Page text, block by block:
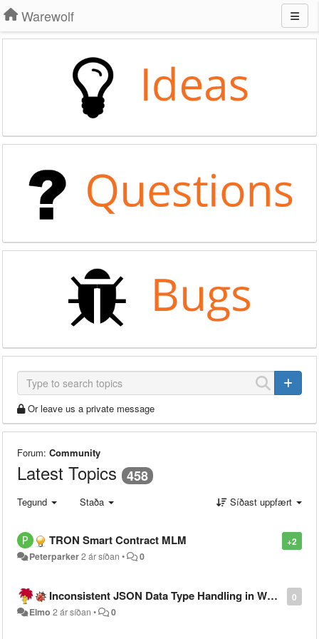
Warewolf
Or leave us a private message
Forum: Community
Latest Topics 458
Tegund Staða Síðast uppfært
+2
TRON Smart Contract MLM
Peterparker2 ár síðan • 0
0
Inconsistent JSON Data Type Handling in Warewolf Workflow Output, Breaking PowerApps
Elmo 2 ár síðan • 0